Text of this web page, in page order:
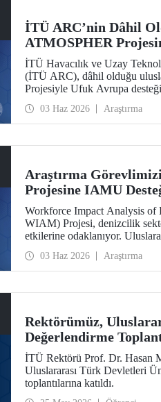
İTÜ ARC’nin Dâhil
ATMOSPHER
İTÜ Havacılık ve Uzay
(İTÜ ARC), dâhil olduğu
Projesiyle Ufuk Avrupa
ölçeğinde hava trafik yönetimi
alacak.
03 Haz 2026 Araştırma
Araştırma
Projesine IAMU
Workforce Impact Analysis
WIAM) Projesi, denizcilik
etkilerine odaklanıyor.
Bölümü Araştırma Görevlisi
Araştırma Laboratuvarı
03 Haz 2026 Araştırma
Rektörümüz,
Değerlendirme
İTÜ Rektörü Prof. Dr. Hasan
Uluslararası Türk Devletleri
toplantılarına katıldı.